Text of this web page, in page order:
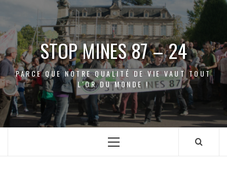
contenu
STOP MINES 87 – 24
PARCE QUE NOTRE QUALITÉ DE VIE VAUT TOUT
L'OR DU MONDE !
Menu